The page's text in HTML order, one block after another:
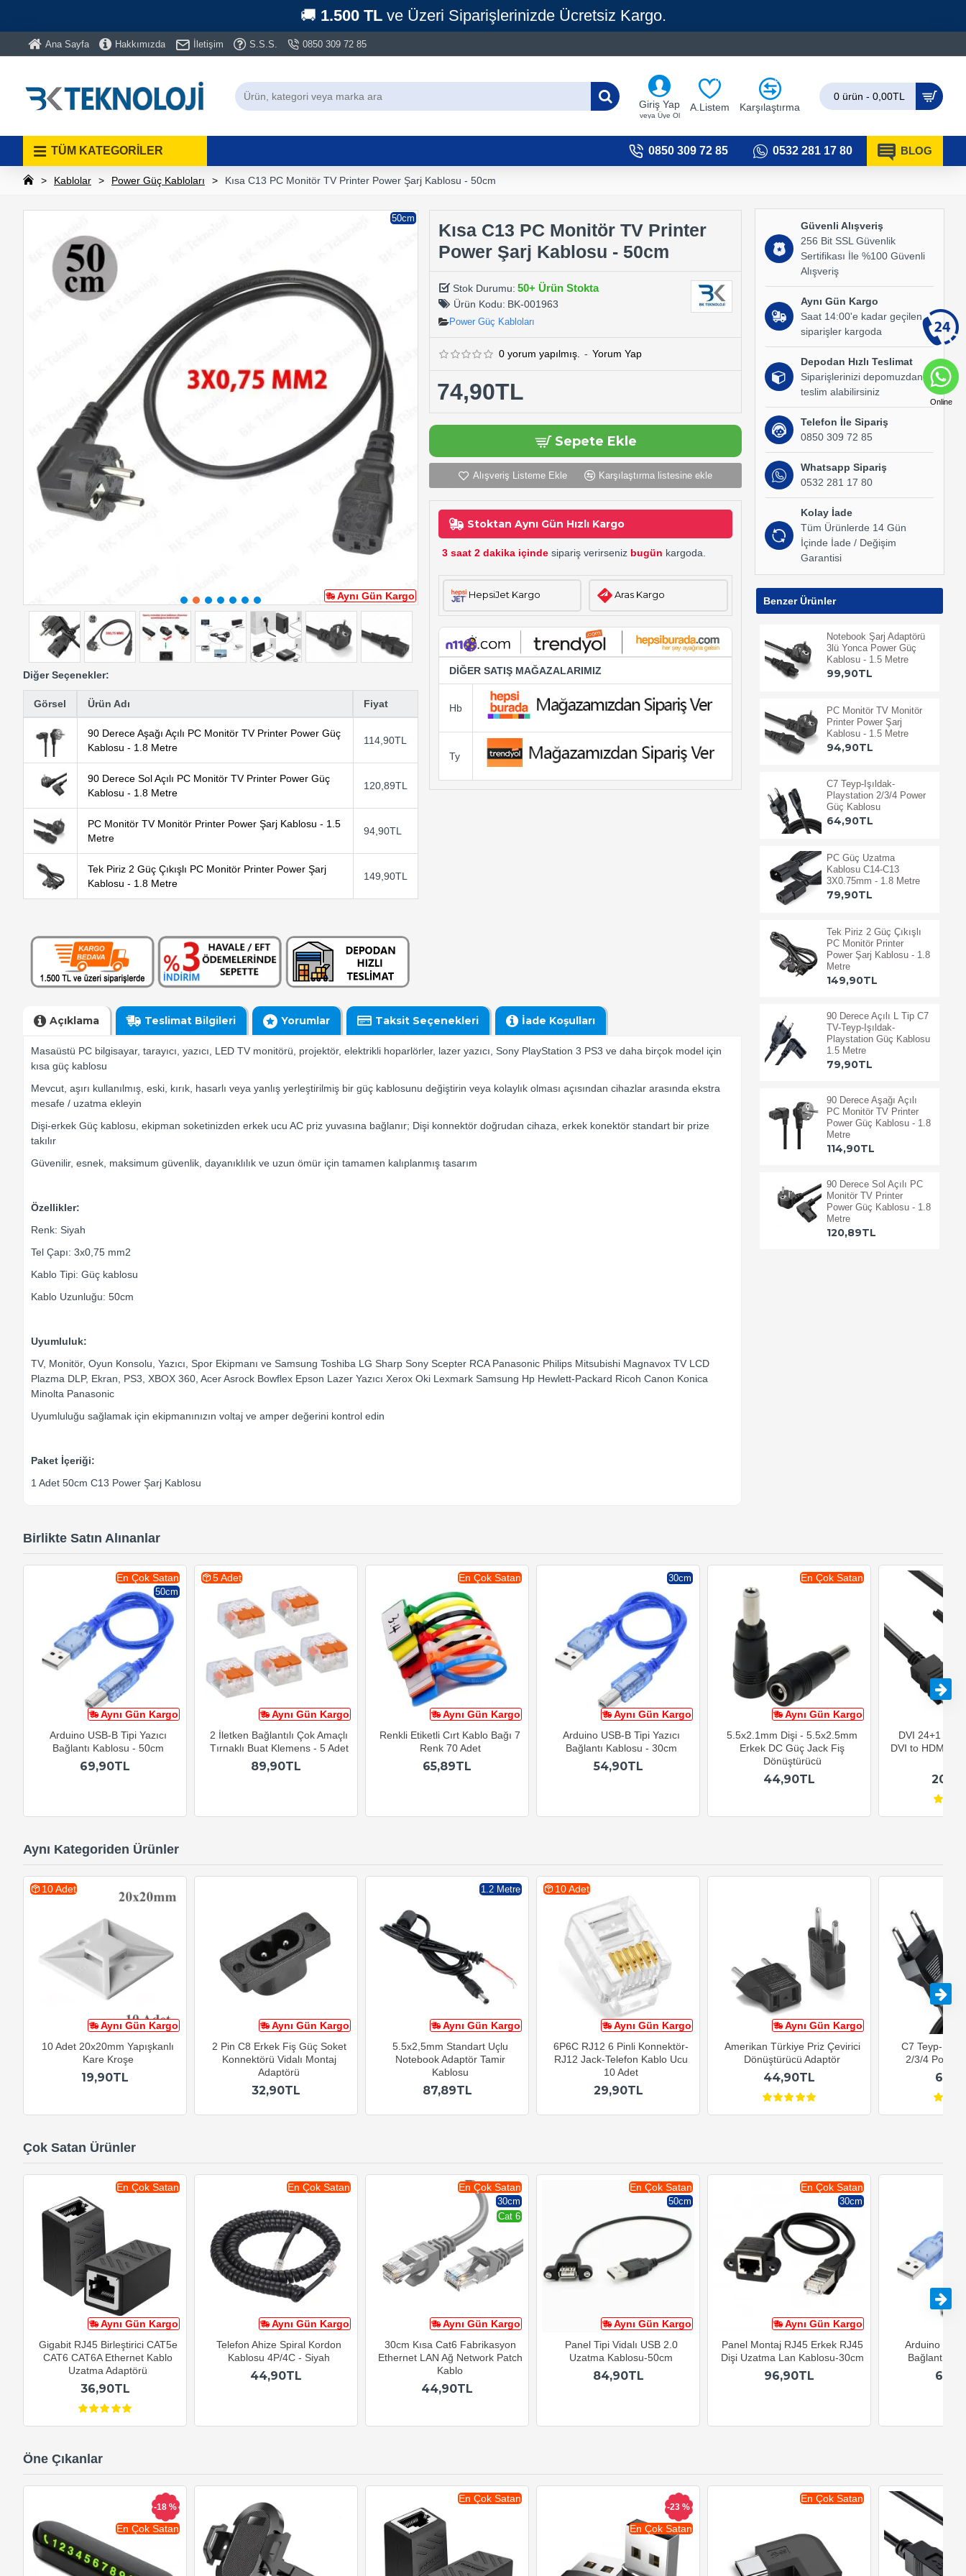
🚚 1.500 TLve Üzeri Siparişlerinizde Ücretsiz Kargo.
Ana Sayfa Hakkımızda İletişim S.S.S. 0850 309 72 85
Giriş Yap
veya Üye Ol
A.Listem
0
Karşılaştırma
0
0 ürün - 0,00TL
TÜM KATEGORİLER 0850 309 72 85 0532 281 17 80 BLOG
Kablolar Power Güç Kabloları Kısa C13 PC Monitör TV Printer Power Şarj Kablosu - 50cm
Aynı Gün Kargo
50cm
Diğer Seçenekler:
Görsel Ürün Adı Fiyat
90 Derece Aşağı Açılı PC Monitör TV Printer Power Güç
Kablosu - 1.8 Metre
114,90TL
90 Derece Sol Açılı PC Monitör TV Printer Power Güç
Kablosu - 1.8 Metre
120,89TL
PC Monitör TV Monitör Printer Power Şarj Kablosu - 1.5
Metre
94,90TL
Tek Piriz 2 Güç Çıkışlı PC Monitör Printer Power Şarj
Kablosu - 1.8 Metre
149,90TL
Kısa C13 PC Monitör TV Printer
Power Şarj Kablosu - 50cm
Stok Durumu: 50+ Ürün Stokta
Ürün Kodu: BK-001963
Power Güç Kabloları
0 yorum yapılmış. - Yorum Yap
74,90TL
Sepete Ekle
Alışveriş Listeme Ekle Karşılaştırma listesine ekle
Stoktan Aynı Gün Hızlı Kargo
3 saat 2 dakika içinde sipariş verirseniz bugün kargoda.
HepsiJet Kargo Aras Kargo
DİĞER SATIŞ MAĞAZALARIMIZ
Hb
Ty
Açıklama Teslimat Bilgileri Yorumlar Taksit Seçenekleri İade Koşulları
Masaüstü PC bilgisayar, tarayıcı, yazıcı, LED TV monitörü, projektör, elektrikli hoparlörler, lazer yazıcı, Sony PlayStation 3 PS3 ve daha birçok model için
kısa güç kablosu
Mevcut, aşırı kullanılmış, eski, kırık, hasarlı veya yanlış yerleştirilmiş bir güç kablosunu değiştirin veya kolaylık olması açısından cihazlar arasında ekstra
mesafe / uzatma ekleyin
Dişi-erkek Güç kablosu, ekipman soketinizden erkek ucu AC priz yuvasına bağlanır; Dişi konnektör doğrudan cihaza, erkek konektör standart bir prize
takılır
Güvenilir, esnek, maksimum güvenlik, dayanıklılık ve uzun ömür için tamamen kalıplanmış tasarım
Özellikler:
Renk: Siyah
Tel Çapı: 3x0,75 mm2
Kablo Tipi: Güç kablosu
Kablo Uzunluğu: 50cm
Uyumluluk:
TV, Monitör, Oyun Konsolu, Yazıcı, Spor Ekipmanı ve Samsung Toshiba LG Sharp Sony Scepter RCA Panasonic Philips Mitsubishi Magnavox TV LCD
Plazma DLP, Ekran, PS3, XBOX 360, Acer Asrock Bowflex Epson Lazer Yazıcı Xerox Oki Lexmark Samsung Hp Hewlett-Packard Ricoh Canon Konica
Minolta Panasonic
Uyumluluğu sağlamak için ekipmanınızın voltaj ve amper değerini kontrol edin
Paket İçeriği:
1 Adet 50cm C13 Power Şarj Kablosu
Güvenli Alışveriş
256 Bit SSL Güvenlik
Sertifikası İle %100 Güvenli
Alışveriş
Aynı Gün Kargo
Saat 14:00'e kadar geçilen
siparişler kargoda
Depodan Hızlı Teslimat
Siparişlerinizi depomuzdan
teslim alabilirsiniz
Telefon İle Sipariş
0850 309 72 85
Whatsapp Sipariş
0532 281 17 80
Kolay İade
Tüm Ürünlerde 14 Gün
İçinde İade / Değişim
Garantisi
Benzer Ürünler
Notebook Şarj Adaptörü
3lü Yonca Power Güç
Kablosu - 1.5 Metre
99,90TL
PC Monitör TV Monitör
Printer Power Şarj
Kablosu - 1.5 Metre
94,90TL
C7 Teyp-Işıldak-
Playstation 2/3/4 Power
Güç Kablosu
64,90TL
PC Güç Uzatma
Kablosu C14-C13
3X0.75mm - 1.8 Metre
79,90TL
Tek Piriz 2 Güç Çıkışlı
PC Monitör Printer
Power Şarj Kablosu - 1.8
Metre
149,90TL
90 Derece Açılı L Tip C7
TV-Teyp-Işıldak-
Playstation Güç Kablosu
1.5 Metre
79,90TL
90 Derece Aşağı Açılı
PC Monitör TV Printer
Power Güç Kablosu - 1.8
Metre
114,90TL
90 Derece Sol Açılı PC
Monitör TV Printer
Power Güç Kablosu - 1.8
Metre
120,89TL
Birlikte Satın Alınanlar
Aynı Gün Kargo
En Çok Satan
50cm
Arduino USB-B Tipi Yazıcı
Bağlantı Kablosu - 50cm
69,90TL
Aynı Gün Kargo
5 Adet
2 İletken Bağlantılı Çok Amaçlı
Tırnaklı Buat Klemens - 5 Adet
89,90TL
Aynı Gün Kargo
En Çok Satan
Renkli Etiketli Cırt Kablo Bağı 7
Renk 70 Adet
65,89TL
Aynı Gün Kargo
30cm
Arduino USB-B Tipi Yazıcı
Bağlantı Kablosu - 30cm
54,90TL
Aynı Gün Kargo
En Çok Satan
5.5x2.1mm Dişi - 5.5x2.5mm
Erkek DC Güç Jack Fiş
Dönüştürücü
44,90TL
DVI 24+1 to
DVI to HDMI
Aynı Kategoriden Ürünler
Aynı Gün Kargo
10 Adet
10 Adet 20x20mm Yapışkanlı
Kare Kroşe
19,90TL
Aynı Gün Kargo
2 Pin C8 Erkek Fiş Güç Soket
Konnektörü Vidalı Montaj
Adaptörü
32,90TL
Aynı Gün Kargo
1.2 Metre
5.5x2,5mm Standart Uçlu
Notebook Adaptör Tamir
Kablosu
87,89TL
Aynı Gün Kargo
10 Adet
6P6C RJ12 6 Pinli Konnektör-
RJ12 Jack-Telefon Kablo Ucu
10 Adet
29,90TL
Aynı Gün Kargo
Amerikan Türkiye Priz Çevirici
Dönüştürücü Adaptör
44,90TL
C7 Teyp-
2/3/4 Power
Çok Satan Ürünler
Aynı Gün Kargo
En Çok Satan
Gigabit RJ45 Birleştirici CAT5e
CAT6 CAT6A Ethernet Kablo
Uzatma Adaptörü
36,90TL
Aynı Gün Kargo
En Çok Satan
Telefon Ahize Spiral Kordon
Kablosu 4P/4C - Siyah
44,90TL
Aynı Gün Kargo
En Çok Satan
30cm
Cat 6
30cm Kısa Cat6 Fabrikasyon
Ethernet LAN Ağ Network Patch
Kablo
44,90TL
Aynı Gün Kargo
En Çok Satan
50cm
Panel Tipi Vidalı USB 2.0
Uzatma Kablosu-50cm
84,90TL
Aynı Gün Kargo
En Çok Satan
30cm
Panel Montaj RJ45 Erkek RJ45
Dişi Uzatma Lan Kablosu-30cm
96,90TL
Arduino
Bağlantı
Öne Çıkanlar
En Çok Satan
-18 %
En Çok Satan
En Çok Satan
-23 %
En Çok Satan
Online